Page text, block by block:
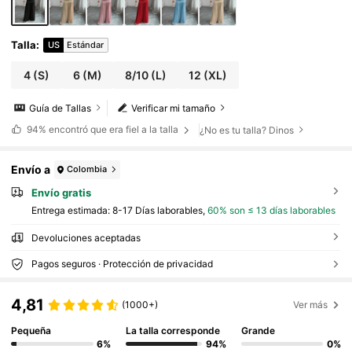
Talla: US Estándar
4 (S) 6 (M) 8/10(L) 12 (XL)
Verificar mi tamaño
Guía de Tallas
94% encontró que era fiel a la talla ¿No es tu talla? Dinos
Envío a Colombia
Envío gratis
Entrega estimada: 8-17 Días laborables, 60% son ≤ 13 días laborables
Devoluciones aceptadas
Pagos seguros · Protección de privacidad
4,81 (1000+) Ver más
Pequeña
6%
La talla corresponde
94%
Grande
0%